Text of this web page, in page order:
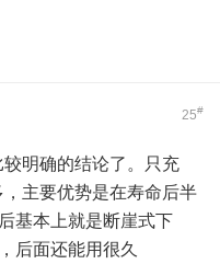
25#
明确的结论了。只充
主要优势是在寿命后半
基本上就是断崖式下
后面还能用很久